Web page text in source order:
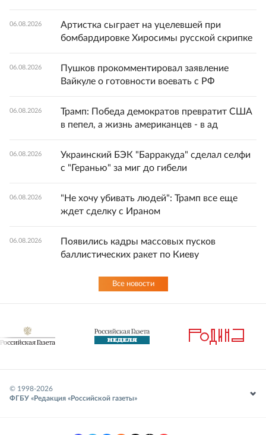
06.08.2026
Артистка сыграет на уцелевшей при
бомбардировке Хиросимы русской скрипке
06.08.2026
Пушков прокомментировал заявление
Вайкуле о готовности воевать с РФ
06.08.2026
Трамп: Победа демократов превратит США
в пепел, а жизнь американцев - в ад
06.08.2026
Украинский БЭК "Барракуда" сделал селфи
с "Геранью" за миг до гибели
06.08.2026
"Не хочу убивать людей": Трамп все еще
ждет сделку с Ираном
06.08.2026
Появились кадры массовых пусков
баллистических ракет по Киеву
Все новости
© 1998-2026
ФГБУ «Редакция «Российской газеты»